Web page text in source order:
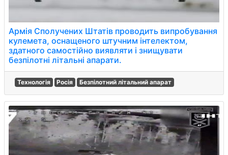
Армія Сполучених Штатів проводить випробування
кулемета, оснащеного штучним інтелектом,
здатного самостійно виявляти і знищувати
безпілотні літальні апарати.
Технологія Росія Безпілотний літальний апарат